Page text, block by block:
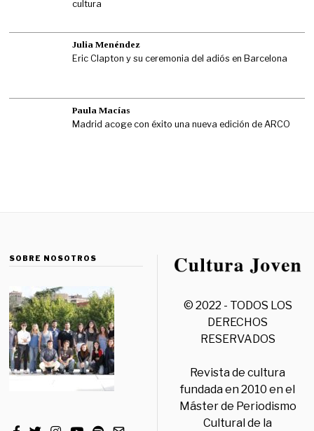
cultura
Julia Menéndez
Eric Clapton y su ceremonia del adiós en Barcelona
Paula Macías
Madrid acoge con éxito una nueva edición de ARCO
SOBRE NOSOTROS
© 2022 - TODOS LOS
DERECHOS
RESERVADOS
Revista de cultura
fundada en 2010 en el
Máster de Periodismo
Cultural de la